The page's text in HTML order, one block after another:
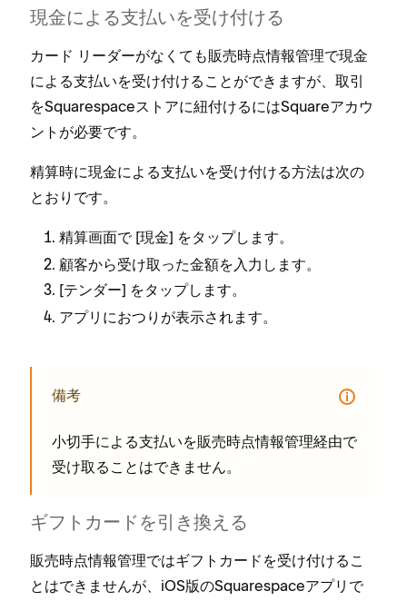
現金による支払いを受け付ける
カ⁠ード リ⁠ーダ⁠ーがなくても販売時点情報管理で現金
による支払いを受け付けることができますが⁠、取引
をSquarespaceストアに紐付けるにはSquareアカウ
ントが必要です⁠。
精算時に現金による支払いを受け付ける方法は次の
とおりです⁠。
精算画面で [⁠現金⁠] をタ⁠ップします⁠。
顧客から受け取⁠った金額を入力します⁠。
[⁠テンダ⁠ー⁠] をタ⁠ップします⁠。
アプリにおつりが表示されます⁠。
備考
小切手による支払いを販売時点情報管理経由で
受け取ることはできません⁠。
ギフトカ⁠ードを引き換える
販売時点情報管理ではギフトカ⁠ードを受け付けるこ
とはできませんが⁠、iOS版のSquarespaceアプリで